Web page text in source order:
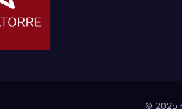
© 2025